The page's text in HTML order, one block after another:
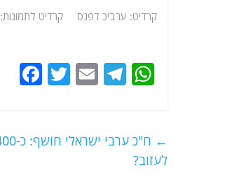
קרדיט: ערביכ דפנס קרדיט לתמונות: Global Firepower
W
s
T
g
E
l
T
er
e ←
לעזוב?